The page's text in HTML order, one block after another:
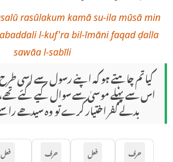
rasūlakum kamā su-ila mūsā min
l-kuf'ra bil-īmāni faqad ḍalla
sawāa l-sabīli
کیا تم چاہتے ہو کہ اپنے رسول سے اسی
اس سے پہلے موسیٰ سے سوال کیے گئے تھے،
بدلے کفر اختیار کرے تو وہ سیدھے
حرف
فعل
حرف
فعل